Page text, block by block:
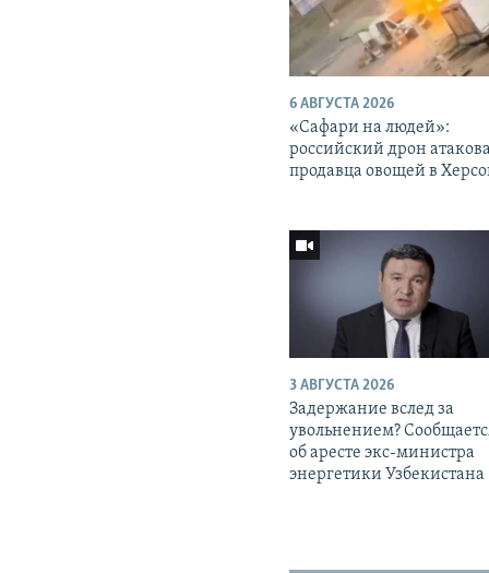
6 АВГУСТА 2026
«Cафари на людей»:
российский дрон
продавца овощей в
3 АВГУСТА 2026
Задержание вслед за
увольнением?
об аресте экс-министра
энергетики Узбекистана